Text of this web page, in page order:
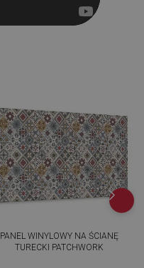
PANEL WINYLOWY NA ŚCIANĘ
TURECKI PATCHWORK